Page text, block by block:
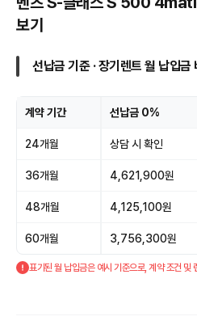
보기
선납금 기준 · 장기렌트 월 납입금
계약 기간 선납금 0%
24개월 상담 시 확인
36개월 4,621,900원
48개월 4,125,100원
60개월 3,756,300원
표기된 월 납입금은 예시 기준으로, 계약 조건 및